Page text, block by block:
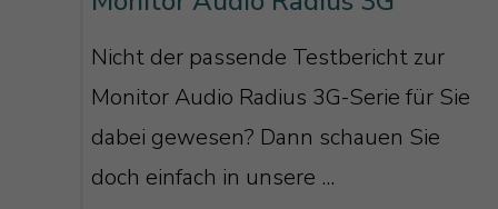
Nicht der passende Testbericht zur
Monitor Audio Radius 3G-Serie für Sie
dabei gewesen? Dann schauen Sie
doch einfach in unsere ...